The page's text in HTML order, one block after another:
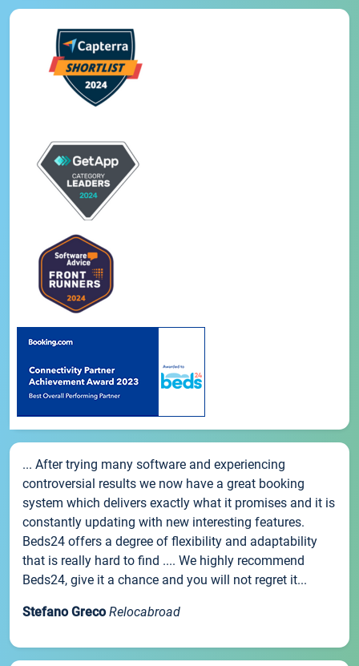
... After trying many software and experiencing
controversial results we now have a great booking
system which delivers exactly what it promises and it is
constantly updating with new interesting features.
Beds24 offers a degree of flexibility and adaptability
that is really hard to find .... We highly recommend
Beds24, give it a chance and you will not regret it...
Stefano Greco Relocabroad